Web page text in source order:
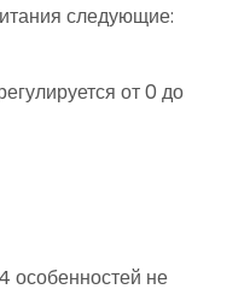
следующие:
от 0 до
особенностей не